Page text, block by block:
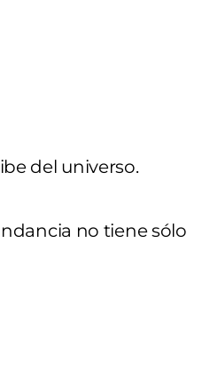
del universo.
no tiene sólo